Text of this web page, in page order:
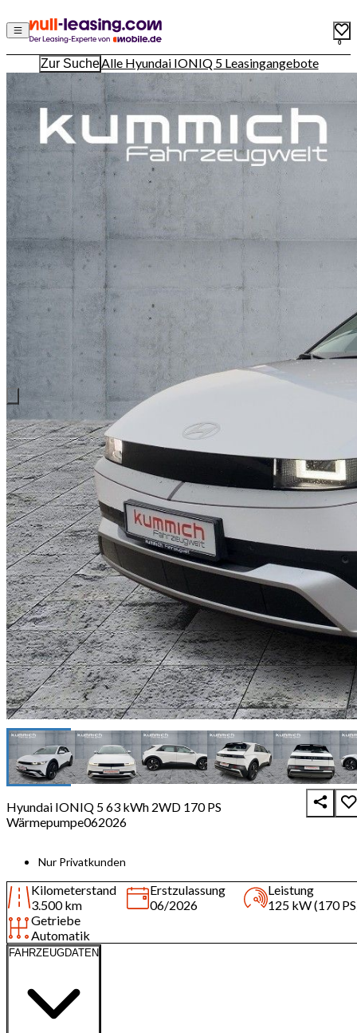
0
Zur SucheAlle Hyundai IONIQ 5 Leasingangebote
Hyundai IONIQ 5 63 kWh 2WD 170 PS
Wärmepumpe062026
Nur Privatkunden
Kilometerstand
3.500 km
Erstzulassung
06/2026
Leistung
125 kW (170
Getriebe
Automatik
FAHRZEUGDATEN